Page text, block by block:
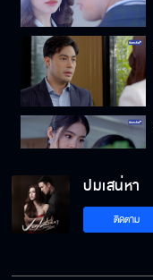
ปมเสน่หา
ติดตาม